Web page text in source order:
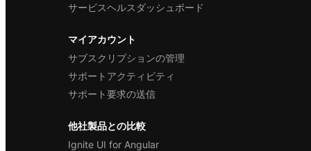
サービスヘルスダッシュボード
マイアカウント
サブスクリプションの管理
サポートアクティビティ
サポート要求の送信
他社製品との比較
Ignite UI for Angular